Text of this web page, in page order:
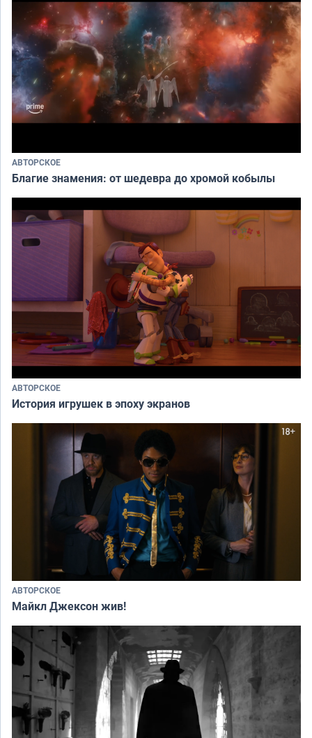
АВТОРСКОЕ
Благие знамения: от шедевра до хромой кобылы
АВТОРСКОЕ
История игрушек в эпоху экранов
АВТОРСКОЕ
Майкл Джексон жив!